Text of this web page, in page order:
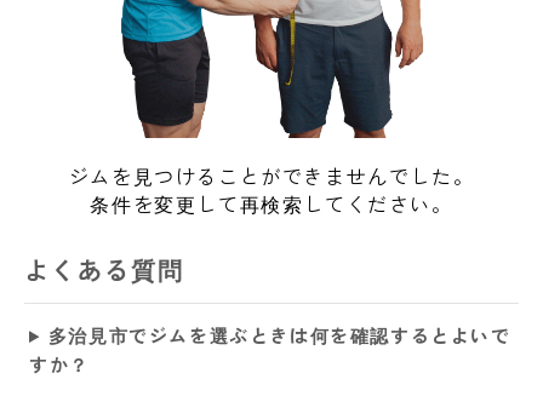
ジムを見つけることができませんでした。
条件を変更して再検索してください。
よくある質問
多治見市でジムを選ぶときは何を確認するとよいで
すか？